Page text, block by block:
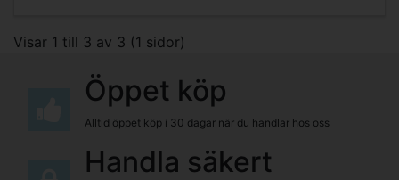
Visar 1 till 3 av 3 (1 sidor)
Öppet köp
Alltid öppet köp i 30 dagar när du handlar hos oss
Handla säkert